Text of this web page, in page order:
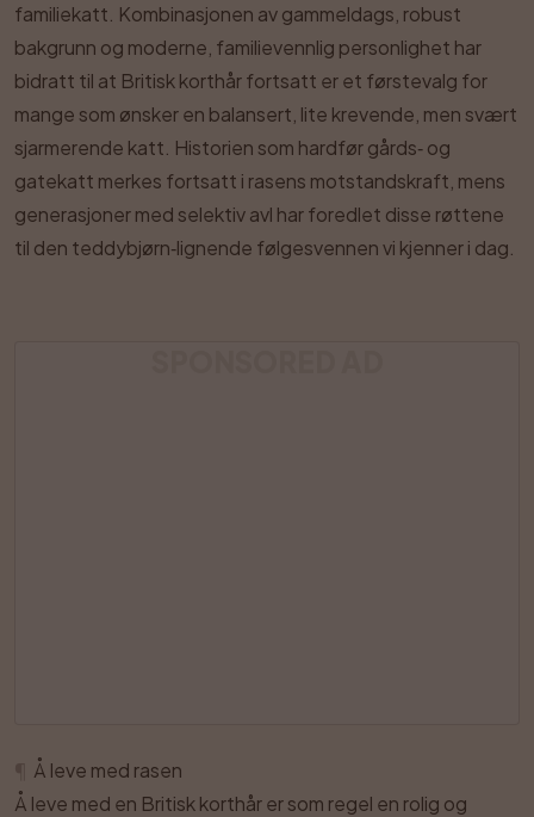
familiekatt. Kombinasjonen av gammeldags, robust
bakgrunn og moderne, familievennlig personlighet har
bidratt til at Britisk korthår fortsatt er et førstevalg for
mange som ønsker en balansert, lite krevende, men svært
sjarmerende katt. Historien som hardfør gårds‑ og
gatekatt merkes fortsatt i rasens motstandskraft, mens
generasjoner med selektiv avl har foredlet disse røttene
til den teddybjørn‑lignende følgesvennen vi kjenner i dag.
Å leve med rasen
Å leve med en Britisk korthår er som regel en rolig og